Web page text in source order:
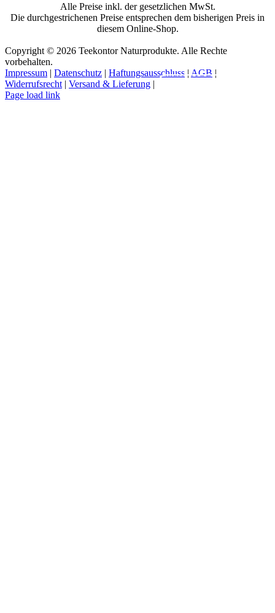
Alle Preise inkl. der gesetzlichen MwSt.
Die durchgestrichenen Preise entsprechen dem bisherigen Preis in
diesem Online-Shop.
Copyright © 2026 Teekontor Naturprodukte. Alle Rechte
vorbehalten.
Impressum | Datenschutz | Haftungsausschluss | AGB |
Widerrufsrecht | Versand & Lieferung |
Page load link